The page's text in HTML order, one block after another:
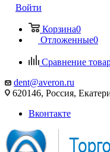
Войти
Корзина0
Отложенные0
Сравнение
dent@averon.ru
620146, Россия,
Вконтакте